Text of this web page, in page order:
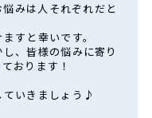
みは人それぞれだと
すと幸いです。
、皆様の悩みに寄り
おります！
ていきましょう♪